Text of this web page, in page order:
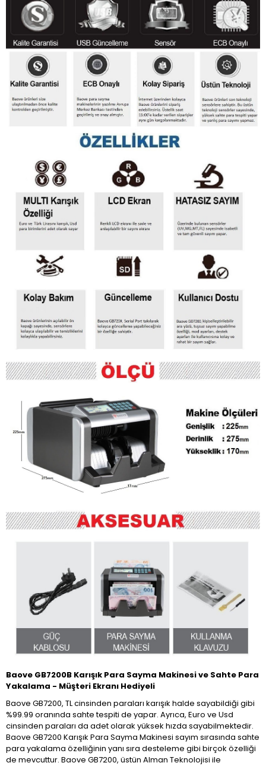
Baove GB7200B Karışık Para Sayma Makinesi ve Sahte Para
Yakalama - Müşteri Ekranı Hediyeli
Baove GB7200, TL cinsinden paraları karışık halde sayabildiği gibi
%99.99 oranında sahte tespiti de yapar. Ayrıca, Euro ve Usd
cinsinden paraları da adet olarak yüksek hızda sayabilmektedir.
Baove GB7200 Karışık Para Sayma Makinesi sayım sırasında sahte
para yakalama özelliğinin yanı sıra desteleme gibi birçok özelliği
de mevcuttur. Baove GB7200, üstün Alman Teknolojisi ile